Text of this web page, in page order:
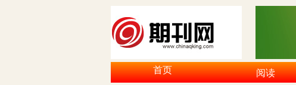
首页 阅读